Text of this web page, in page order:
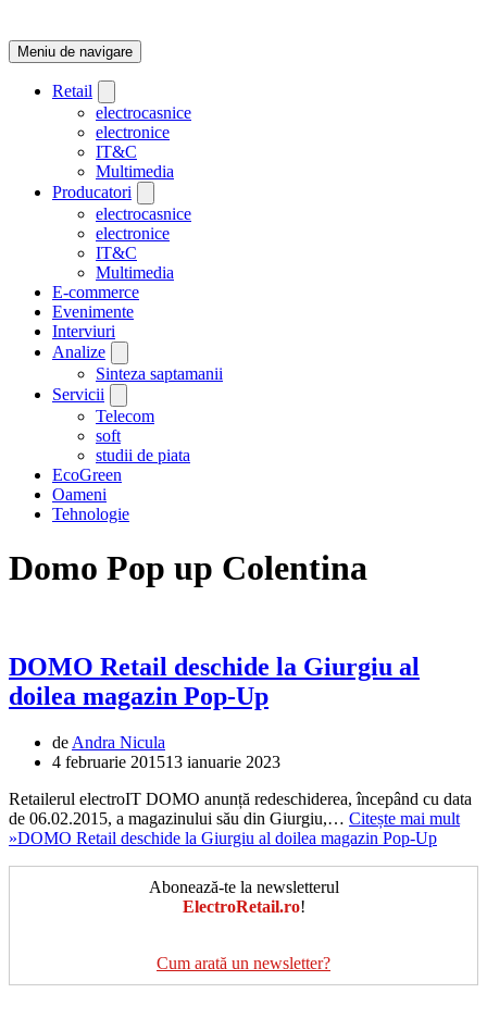
Meniu de navigare
Retail
electrocasnice
electronice
IT&C
Multimedia
Producatori
electrocasnice
electronice
IT&C
Multimedia
E-commerce
Evenimente
Interviuri
Analize
Sinteza saptamanii
Servicii
Telecom
soft
studii de piata
EcoGreen
Oameni
Tehnologie
Domo Pop up Colentina
DOMO Retail deschide la Giurgiu al
doilea magazin Pop-Up
de Andra Nicula
4 februarie 201513 ianuarie 2023
Retailerul electroIT DOMO anunță redeschiderea, începând cu data
de 06.02.2015, a magazinului său din Giurgiu,… Citește mai mult
»DOMO Retail deschide la Giurgiu al doilea magazin Pop-Up
Abonează-te la newsletterul
ElectroRetail.ro!
Cum arată un newsletter?